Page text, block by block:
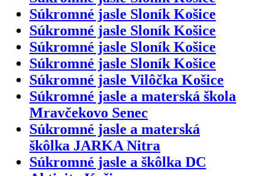
Súkromné jasle Sloník Košice
Súkromné jasle Sloník Košice
Súkromné jasle Sloník Košice
Súkromné jasle Sloník Košice
Súkromné jasle Vilôčka Košice
Súkromné jasle a materská škola
Mravčekovo Senec
Súkromné jasle a materská
škôlka JARKA Nitra
Súkromné jasle a škôlka DC